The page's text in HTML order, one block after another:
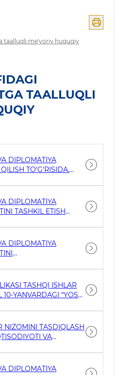
taalluqli me'yoriy huquqiy
TAALLUQLI
DIPLOMATIYA
TO‘G‘RISIDA.
PREZIDENTINING
DIPLOMATIYA
TASHKIL ETISH
O‘ZBEKISTON
MAHKAMASINING
DIPLOMATIYA
MAYDAGI 225-SONLI
VAZIRLAR
TASHQI ISHLAR
YANVARDAGI “YOSH
QOSHIDA
O‘ZGARTIRISH
BUYRUG‘I
NIZOMINI TASDIQLASH
VA
BUYRUG‘
DIPLOMATIYA